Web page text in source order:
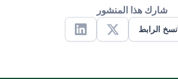
شارك هذا المنشور
نسخ الرابط
X
Linkedin